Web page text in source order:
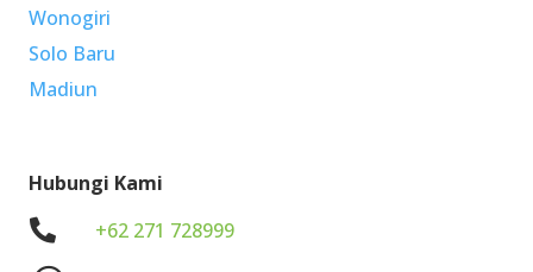
Wonogiri
Solo Baru
Madiun
Hubungi Kami
+62 271 728999